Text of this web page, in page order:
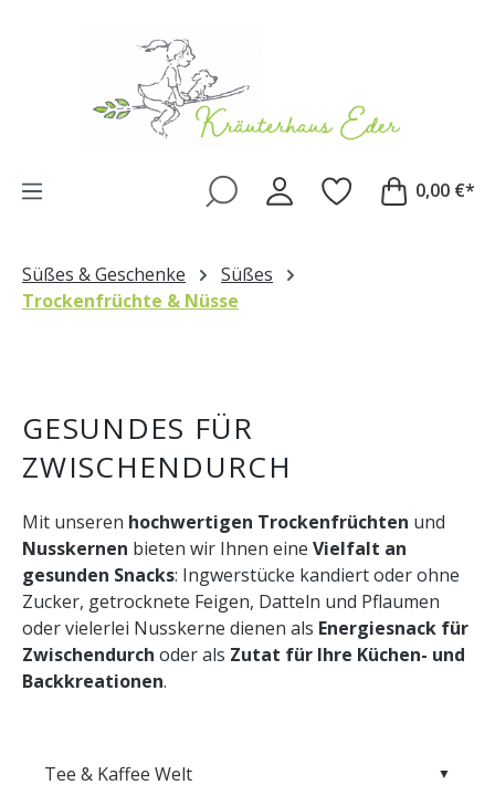
0,00 €*
Süßes & Geschenke
Süßes
Trockenfrüchte & Nüsse
GESUNDES FÜR
ZWISCHENDURCH
Mit unseren hochwertigen Trockenfrüchten und
Nusskernen bieten wir Ihnen eine Vielfalt an
gesunden Snacks: Ingwerstücke kandiert oder ohne
Zucker, getrocknete Feigen, Datteln und Pflaumen
oder vielerlei Nusskerne dienen als Energiesnack für
Zwischendurch oder als Zutat für Ihre Küchen- und
Backkreationen.
Tee & Kaffee Welt ▼